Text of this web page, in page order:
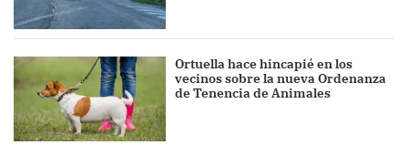
Ortuella hace hincapié en los
vecinos sobre la nueva Ordenanza
de Tenencia de Animales